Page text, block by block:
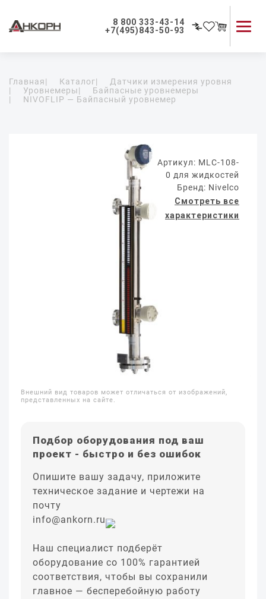
8 800 333-43-14
+7(495)843-50-93
Применение приборов
Главная| Каталог|
Датчики измерения уровня
|
Уровнемеры|
Байпасные уровнемеры
|
NIVOFLIP — Байпасный уровнемер
Артикул: MLC-108-
0 для жидкостей
Бренд: Nivelco
Смотреть все
характеристики
Внешний вид товаров может отличаться от изображений,
представленных на сайте.
Подбор оборудования под ваш
проект - быстро и без ошибок
Опишите вашу задачу, приложите
техническое задание и чертежи на
почту
info@ankorn.ru
Наш специалист подберёт
оборудование со 100% гарантией
соответствия, чтобы вы сохранили
главное — бесперебойную работу